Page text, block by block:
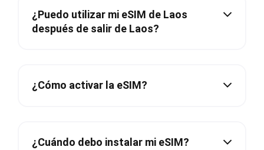
¿Puedo utilizar mi eSIM de Laos
después de salir de Laos?
¿Cómo activar la eSIM?
¿Cuándo debo instalar mi eSIM?